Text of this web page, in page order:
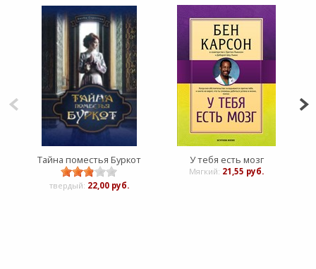
Тайна поместья Буркот
твердый: 22,00 руб.
У тебя есть мозг
Мягкий: 21,55 руб.